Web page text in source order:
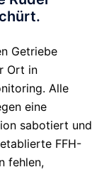
Getriebe
Ort in
Alle
eine
sabotiert und
FFH-
fehlen,